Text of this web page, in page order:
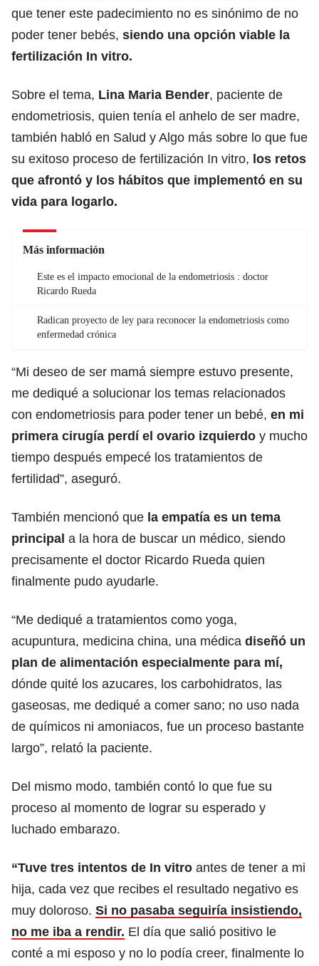
que tener este padecimiento no es sinónimo de no
poder tener bebés, siendo una opción viable la
fertilización In vitro.
Sobre el tema, Lina Maria Bender, paciente de
endometriosis, quien tenía el anhelo de ser madre,
también habló en Salud y Algo más sobre lo que fue
su exitoso proceso de fertilización In vitro, los retos
que afrontó y los hábitos que implementó en su
vida para logarlo.
Más información
Este es el impacto emocional de la endometriosis : doctor
Ricardo Rueda
Radican proyecto de ley para reconocer la endometriosis como
enfermedad crónica
“Mi deseo de ser mamá siempre estuvo presente,
me dediqué a solucionar los temas relacionados
con endometriosis para poder tener un bebé, en mi
primera cirugía perdí el ovario izquierdo y mucho
tiempo después empecé los tratamientos de
fertilidad”, aseguró.
También mencionó que la empatía es un tema
principal a la hora de buscar un médico, siendo
precisamente el doctor Ricardo Rueda quien
finalmente pudo ayudarle.
“Me dediqué a tratamientos como yoga,
acupuntura, medicina china, una médica diseñó un
plan de alimentación especialmente para mí,
dónde quité los azucares, los carbohidratos, las
gaseosas, me dediqué a comer sano; no uso nada
de químicos ni amoniacos, fue un proceso bastante
largo”, relató la paciente.
Del mismo modo, también contó lo que fue su
proceso al momento de lograr su esperado y
luchado embarazo.
“Tuve tres intentos de In vitro antes de tener a mi
hija, cada vez que recibes el resultado negativo es
muy doloroso. Si no pasaba seguiría insistiendo,
no me iba a rendir. El día que salió positivo le
conté a mi esposo y no lo podía creer, finalmente lo